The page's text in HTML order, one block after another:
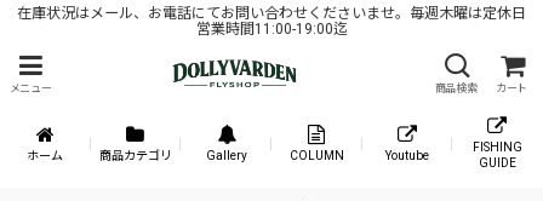
在庫状況はメール、お電話にてお問い合わせくださいませ。毎週木曜は定休日
営業時間11:00-19:00迄
メニュー 商品検索 カート
ホーム 商品カテゴリ Gallery COLUMN Youtube
FISHING
GUIDE